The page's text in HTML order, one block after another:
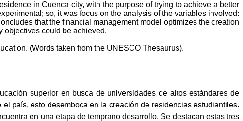
in Cuenca city, with the purpose of trying to achieve a better
so, it was focus on the analysis of the variables involved:
that the financial management model optimizes the creation
objectives could be achieved.
(Words taken from the UNESCO Thesaurus).
superior en busca de universidades de altos estándares de
país, esto desemboca en la creación de residencias estudiantiles.
en una etapa de temprano desarrollo. Se destacan estas tres